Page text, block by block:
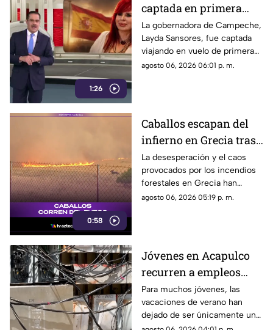
1:26
captada en primera
clase rumbo a España
junto a la directora del
DIF
La gobernadora de Campeche,
Layda Sansores, fue captada
viajando en vuelo de primera
clase con destino a España en
agosto 06, 2026 06:01 p. m.
0:58
Caballos escapan del
infierno en Grecia tras
cuatro días de
incendios
descontrolados
La desesperación y el caos
provocados por los incendios
forestales en Grecia han
dejado imágenes
agosto 06, 2026 05:19 p. m.
Jóvenes en Acapulco
recurren a empleos
temporales ante el
próximo ciclo escolar
Para muchos jóvenes, las
vacaciones de verano han
dejado de ser únicamente un